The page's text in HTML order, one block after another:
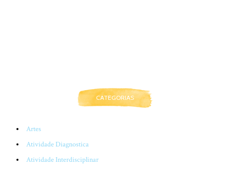
CATEGORIAS
Artes
Atividade Diagnostica
Atividade Interdisciplinar